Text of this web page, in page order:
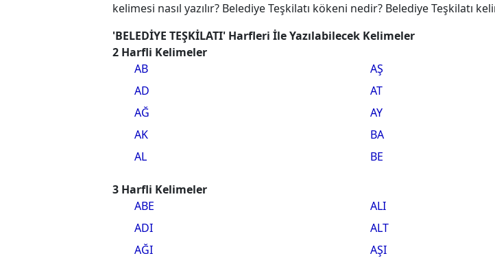
kelimesi nasıl yazılır? Belediye Teşkilatı kökeni nedir? Belediye Teşkilatı
'BELEDİYE TEŞKİLATI' Harfleri İle Yazılabilecek Kelimeler
2 Harfli Kelimeler
AB
AD
AĞ
AK
AL
AŞ
AT
AY
BA
BE
3 Harfli Kelimeler
ABE
ADI
AĞI
ALI
ALT
AŞI